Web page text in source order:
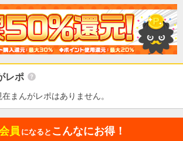
レポ
在まんがレポはありません。
員 になると こんなにお得！